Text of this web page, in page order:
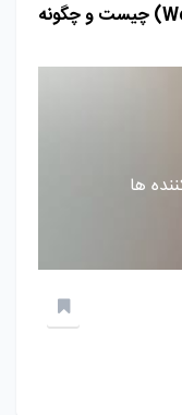
کوکی‌های وبسایت (Website Cookies) چیست و چگونه
ها